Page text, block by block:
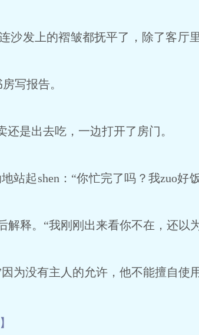
发上的褶皱都抚平了，除了客厅
写报告。
是出去吃，一边打开了房门。
起shen：“你忙完了吗？我zuo好
释。“我刚刚出来看你不在，还以
没有主人的允许，他不能擅自使